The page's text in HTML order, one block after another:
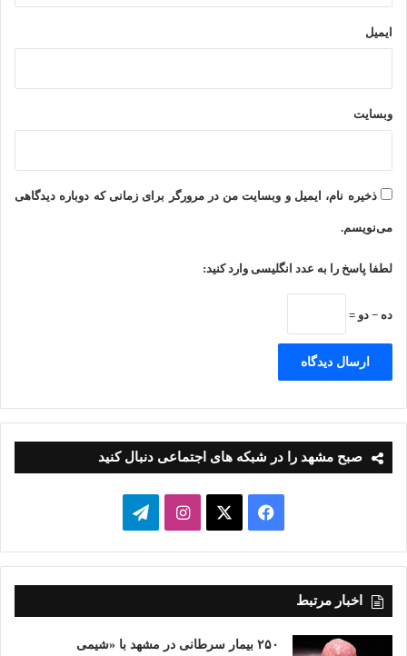
ایمیل
وبسایت
ذخیره نام، ایمیل و وبسایت من در مرورگر برای زمانی که دوباره دیدگاهی
می‌نویسم.
لطفا پاسخ را به عدد انگلیسی وارد کنید:
ده − دو =
صبح مشهد را در شبکه های اجتماعی دنبال کنید
فیسبوک ایکساینستاگرامتلگرام
اخبار مرتبط
۲۵۰ بیمار سرطانی در مشهد با «شیمی